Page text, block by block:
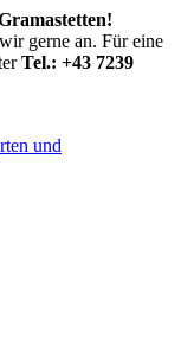
gerne an. Für eine
Tel.: +43 7239
und